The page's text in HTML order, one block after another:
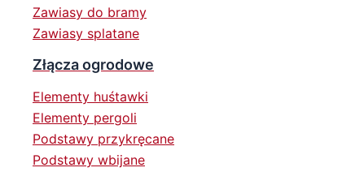
Zawiasy do bramy
Zawiasy splatane
Złącza ogrodowe
Elementy huśtawki
Elementy pergoli
Podstawy przykręcane
Podstawy wbijane